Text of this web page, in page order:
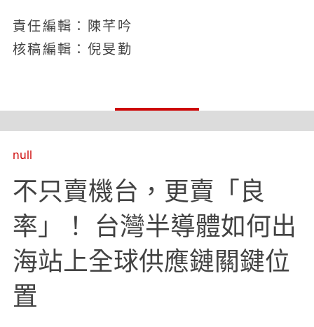
責任編輯：陳芊吟
核稿編輯：倪旻勤
null
不只賣機台，更賣「良
率」！ 台灣半導體如何出
海站上全球供應鏈關鍵位
置